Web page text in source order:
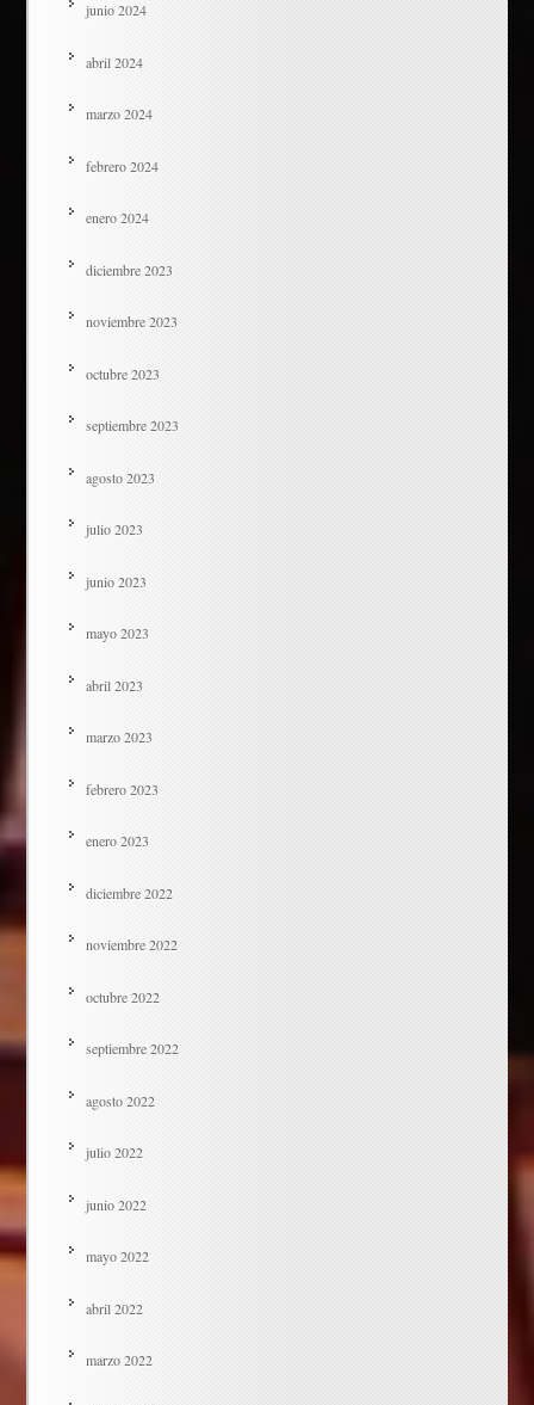
junio 2024
abril 2024
marzo 2024
febrero 2024
enero 2024
diciembre 2023
noviembre 2023
octubre 2023
septiembre 2023
agosto 2023
julio 2023
junio 2023
mayo 2023
abril 2023
marzo 2023
febrero 2023
enero 2023
diciembre 2022
noviembre 2022
octubre 2022
septiembre 2022
agosto 2022
julio 2022
junio 2022
mayo 2022
abril 2022
marzo 2022